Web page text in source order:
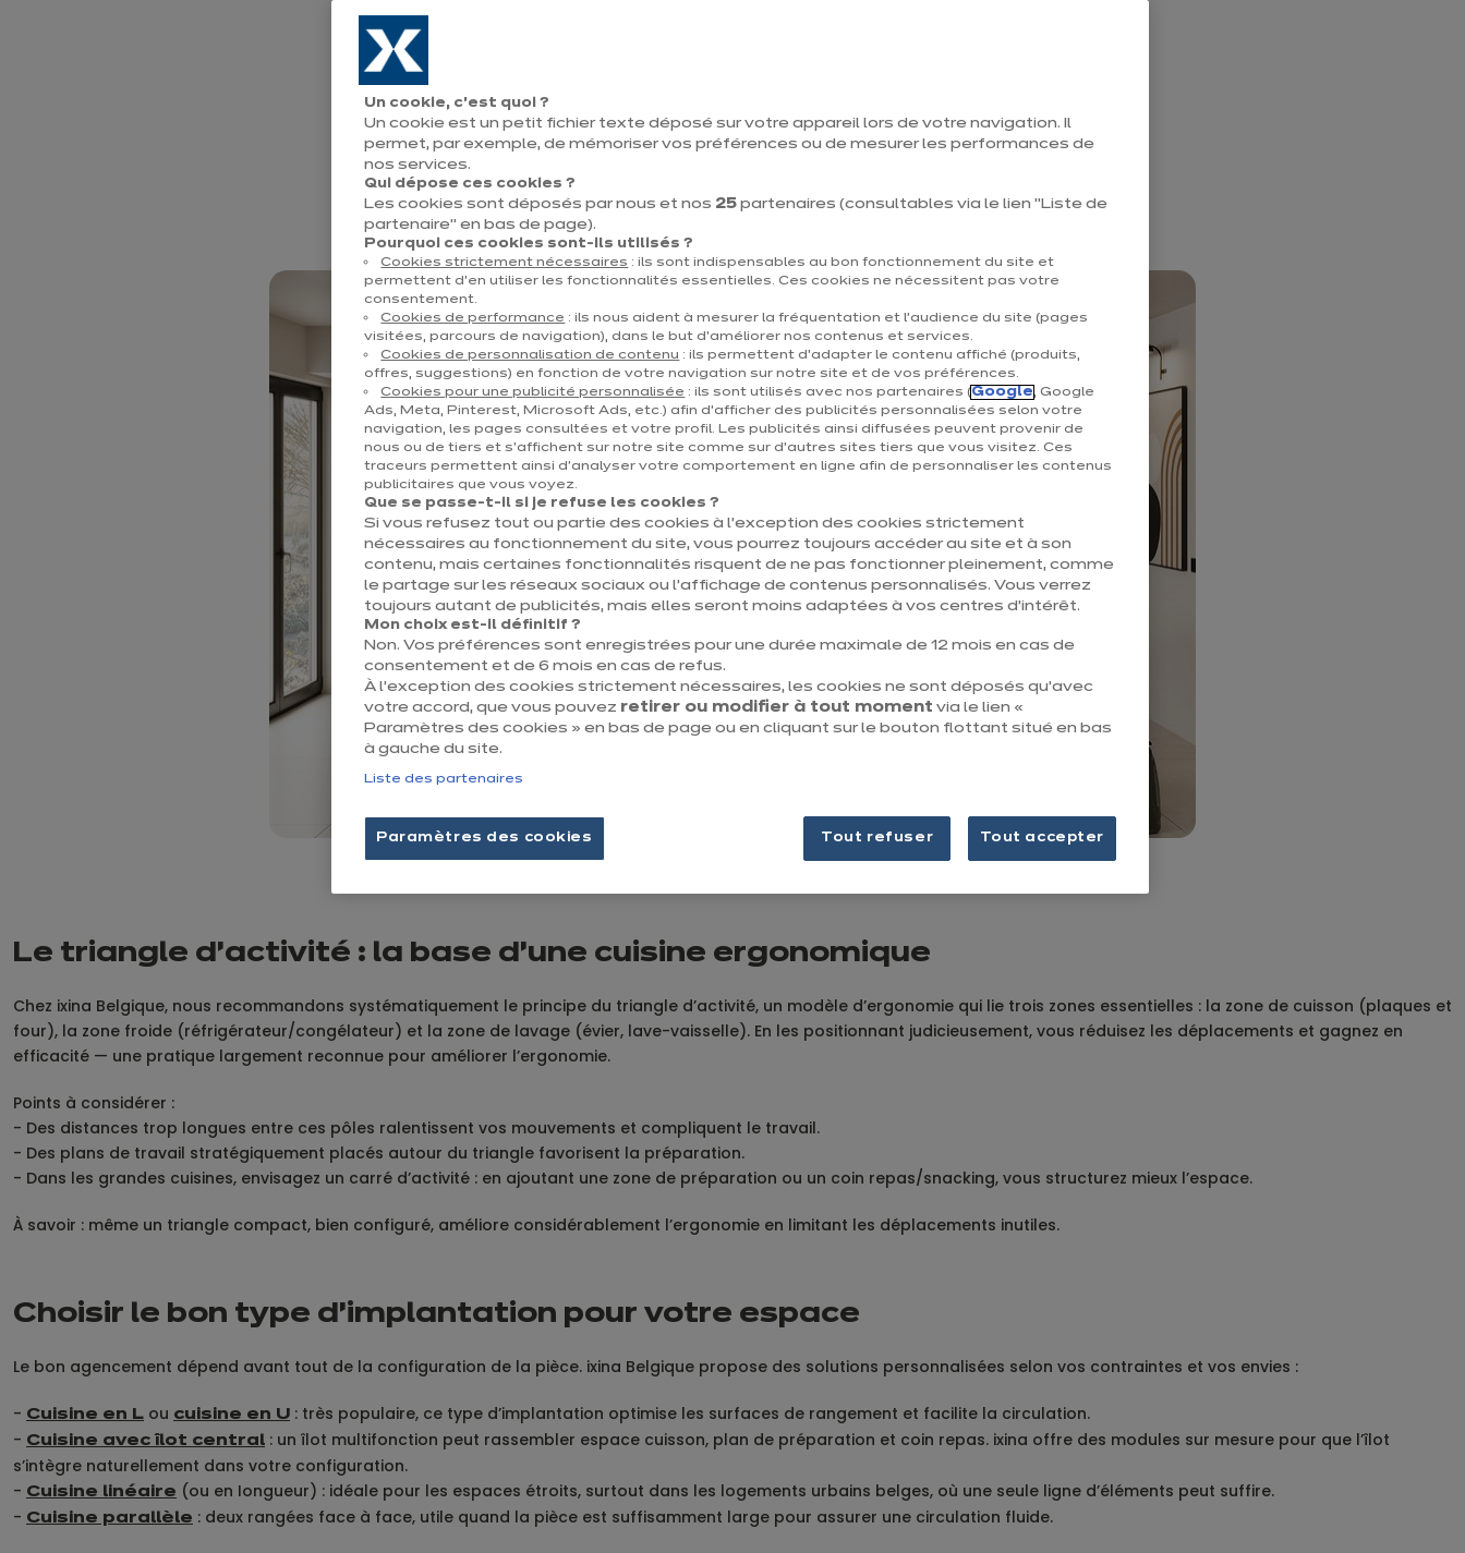
du mobilier ou de l’électroménager. C’est un espace de vie central qui
combine ergonomie, convivialité et esthétique, conçu pour accompagner
votre quotidien. Prévoir une cuisine à la fois fonctionnelle et belle nécessite
de l’anticipation : vos objectifs peuvent être d’optimiser l’espace, faciliter les
déplacements, embellir la décoration ou encore adapter la cuisine aux
évolutions de votre vie.
Le triangle d’activité : la base d’une cuisine ergonomique
Chez ixina Belgique, nous recommandons systématiquement le principe du triangle d’activité, un modèle d’ergonomie qui lie trois zones essentielles : la zone de cuisson (plaques et
four), la zone froide (réfrigérateur/congélateur) et la zone de lavage (évier, lave-vaisselle). En les positionnant judicieusement, vous réduisez les déplacements et gagnez en
efficacité — une pratique largement reconnue pour améliorer l’ergonomie.
Points à considérer :
- Des distances trop longues entre ces pôles ralentissent vos mouvements et compliquent le travail.
- Des plans de travail stratégiquement placés autour du triangle favorisent la préparation.
- Dans les grandes cuisines, envisagez un carré d’activité : en ajoutant une zone de préparation ou un coin repas/snacking, vous structurez mieux l’espace.
À savoir : même un triangle compact, bien configuré, améliore considérablement l’ergonomie en limitant les déplacements inutiles.
Choisir le bon type d’implantation pour votre espace
Le bon agencement dépend avant tout de la configuration de la pièce. ixina Belgique propose des solutions personnalisées selon vos contraintes et vos envies :
- Cuisine en L ou cuisine en U : très populaire, ce type d’implantation optimise les surfaces de rangement et facilite la circulation.
- Cuisine avec îlot central : un îlot multifonction peut rassembler espace cuisson, plan de préparation et coin repas. ixina offre des modules sur mesure pour que l’îlot
s’intègre naturellement dans votre configuration.
- Cuisine linéaire (ou en Iongueur) : idéale pour les espaces étroits, surtout dans les logements urbains belges, où une seule ligne d’éléments peut suffire.
- Cuisine parallèle : deux rangées face à face, utile quand la pièce est suffisamment large pour assurer une circulation fluide.
Un cookie, c’est quoi ?
Un cookie est un petit fichier texte déposé sur votre appareil lors de votre navigation. Il
permet, par exemple, de mémoriser vos préférences ou de mesurer les performances de
nos services.
Qui dépose ces cookies ?
Les cookies sont déposés par nous et nos 25 partenaires (consultables via le lien "Liste de
partenaire" en bas de page).
Pourquoi ces cookies sont-ils utilisés ?
Cookies strictement nécessaires : ils sont indispensables au bon fonctionnement du site et
permettent d’en utiliser les fonctionnalités essentielles. Ces cookies ne nécessitent pas votre
consentement.
Cookies de performance : ils nous aident à mesurer la fréquentation et l’audience du site (pages
visitées, parcours de navigation), dans le but d’améliorer nos contenus et services.
Cookies de personnalisation de contenu : ils permettent d’adapter le contenu affiché (produits,
offres, suggestions) en fonction de votre navigation sur notre site et de vos préférences.
Cookies pour une publicité personnalisée : ils sont utilisés avec nos partenaires (Google, Google
Ads, Meta, Pinterest, Microsoft Ads, etc.) afin d’afficher des publicités personnalisées selon votre
navigation, les pages consultées et votre profil. Les publicités ainsi diffusées peuvent provenir de
nous ou de tiers et s'affichent sur notre site comme sur d’autres sites tiers que vous visitez. Ces
traceurs permettent ainsi d'analyser votre comportement en ligne afin de personnaliser les contenus
publicitaires que vous voyez.
Que se passe-t-il si je refuse les cookies ?
Si vous refusez tout ou partie des cookies à l’exception des cookies strictement
nécessaires au fonctionnement du site, vous pourrez toujours accéder au site et à son
contenu, mais certaines fonctionnalités risquent de ne pas fonctionner pleinement, comme
le partage sur les réseaux sociaux ou l’affichage de contenus personnalisés. Vous verrez
toujours autant de publicités, mais elles seront moins adaptées à vos centres d’intérêt.
Mon choix est-il définitif ?
Non. Vos préférences sont enregistrées pour une durée maximale de 12 mois en cas de
consentement et de 6 mois en cas de refus.
À l’exception des cookies strictement nécessaires, les cookies ne sont déposés qu’avec
votre accord, que vous pouvez retirer ou modifier à tout moment via le lien «
Paramètres des cookies » en bas de page ou en cliquant sur le bouton flottant situé en bas
à gauche du site.
Liste des partenaires
Paramètres des cookies Tout refuser Tout accepter